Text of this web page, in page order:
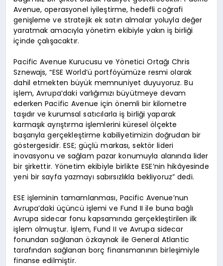
Avenue, operasyonel iyileştirme, hedefli coğrafi
genişleme ve stratejik ek satın almalar yoluyla değer
yaratmak amacıyla yönetim ekibiyle yakın iş birliği
içinde çalışacaktır.
Pacific Avenue Kurucusu ve Yönetici Ortağı Chris
Sznewajs, “ESE World’ü portföyümüze resmi olarak
dahil etmekten büyük memnuniyet duyuyoruz. Bu
işlem, Avrupa’daki varlığımızı büyütmeye devam
ederken Pacific Avenue için önemli bir kilometre
taşıdır ve kurumsal satıcılarla iş birliği yaparak
karmaşık ayrıştırma işlemlerini küresel ölçekte
başarıyla gerçekleştirme kabiliyetimizin doğrudan bir
göstergesidir. ESE; güçlü markası, sektör lideri
inovasyonu ve sağlam pazar konumuyla alanında lider
bir şirkettir. Yönetim ekibiyle birlikte ESE’nin hikâyesinde
yeni bir sayfa yazmayı sabırsızlıkla bekliyoruz” dedi.
ESE işleminin tamamlanması, Pacific Avenue’nun
Avrupa’daki üçüncü işlemi ve Fund II ile buna bağlı
Avrupa sidecar fonu kapsamında gerçekleştirilen ilk
işlem olmuştur. İşlem, Fund II ve Avrupa sidecar
fonundan sağlanan özkaynak ile General Atlantic
tarafından sağlanan borç finansmanının birleşimiyle
finanse edilmiştir.